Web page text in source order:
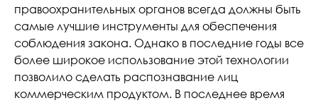
правоохранительных органов всегда должны быть
самые лучшие инструменты для обеспечения
соблюдения закона. Однако в последние годы все
более широкое использование этой технологии
позволило сделать распознавание лиц
коммерческим продуктом. В последнее время